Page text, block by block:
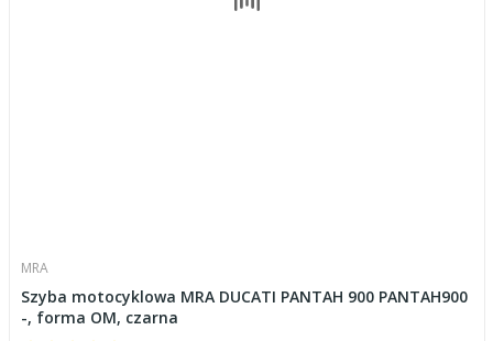
MRA
Szyba motocyklowa MRA DUCATI PANTAH 900 PANTAH900
-, forma OM, czarna